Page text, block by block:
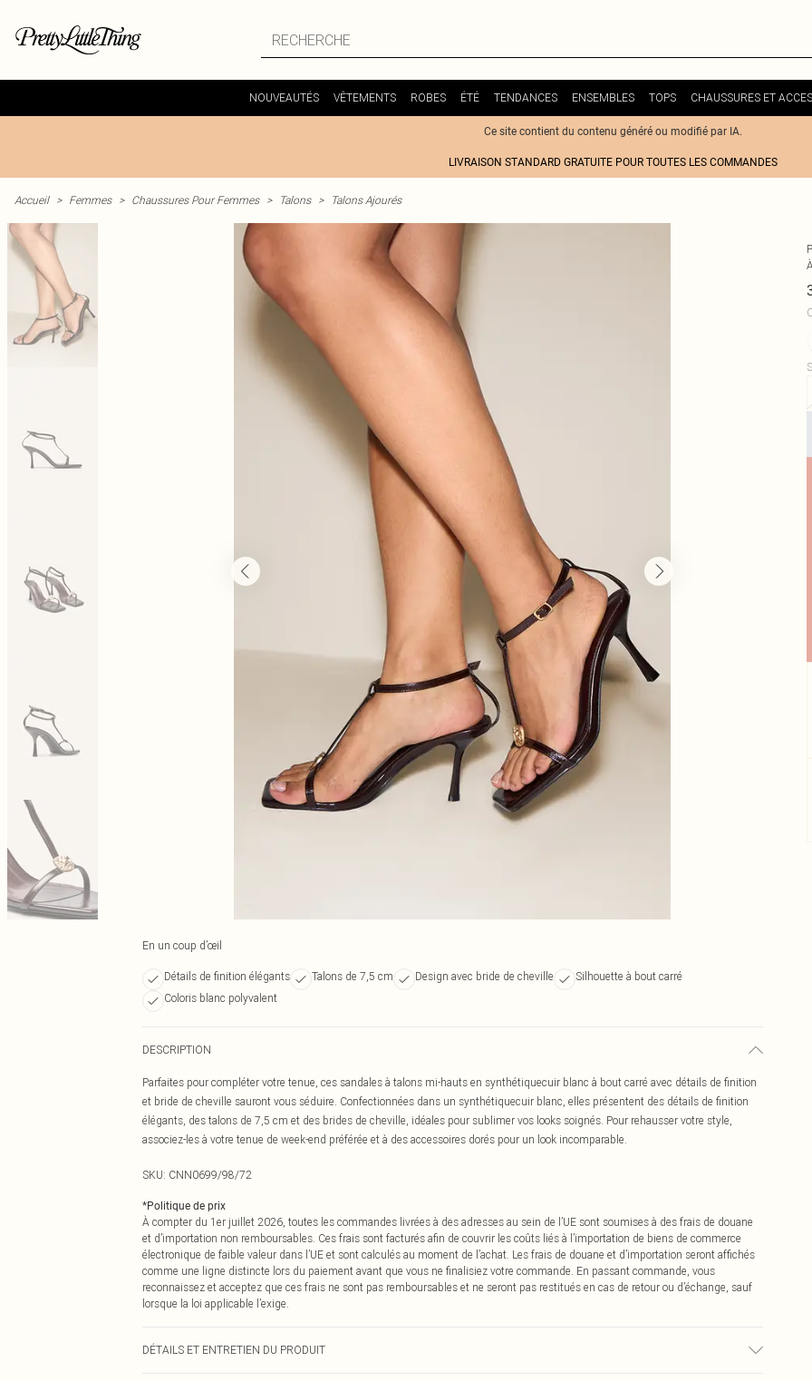
NOUVEAUTÉS VÊTEMENTS ROBES ÉTÉ TENDANCES ENSEMBLES TOPS CHAUSSURES ET
Ce site contient du contenu généré ou modifié par IA.
LIVRAISON STANDARD GRATUITE POUR TOUTES LES COMMANDES
Accueil > Femmes > Chaussures Pour Femmes > Talons > Talons Ajourés
En un coup d’œil
Détails de finition élégants Talons de 7,5 cm Design avec bride de cheville
Silhouette à bout carré
Coloris blanc polyvalent
DESCRIPTION
Parfaites pour compléter votre tenue, ces sandales à talons mi-hauts en synthétiquecuir blanc à bout carré avec détails de finition
et bride de cheville sauront vous séduire. Confectionnées dans un synthétiquecuir blanc, elles présentent des détails de finition
élégants, des talons de 7,5 cm et des brides de cheville, idéales pour sublimer vos looks soignés. Pour rehausser votre style,
associez-les à votre tenue de week-end préférée et à des accessoires dorés pour un look incomparable.
SKU: CNN0699/98/72
*Politique de prix
À compter du 1er juillet 2026, toutes les commandes livrées à des adresses au sein de l’UE sont soumises à des frais de douane
et d’importation non remboursables. Ces frais sont facturés afin de couvrir les coûts liés à l’importation de biens de commerce
électronique de faible valeur dans l’UE et sont calculés au moment de l’achat. Les frais de douane et d’importation seront affichés
comme une ligne distincte lors du paiement avant que vous ne finalisiez votre commande. En passant commande, vous
reconnaissez et acceptez que ces frais ne sont pas remboursables et ne seront pas restitués en cas de retour ou d’échange, sauf
lorsque la loi applicable l’exige.
DÉTAILS ET ENTRETIEN DU PRODUIT